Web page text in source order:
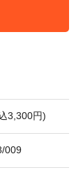
3,300円)
009